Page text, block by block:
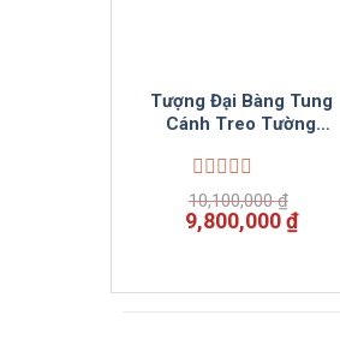
Tượng Đại Bàng Tung
Cánh Treo Tường
Được
xếp
hạng
sao
10,100,000₫
Giá
gốc
9,800,000₫Giá
hiện